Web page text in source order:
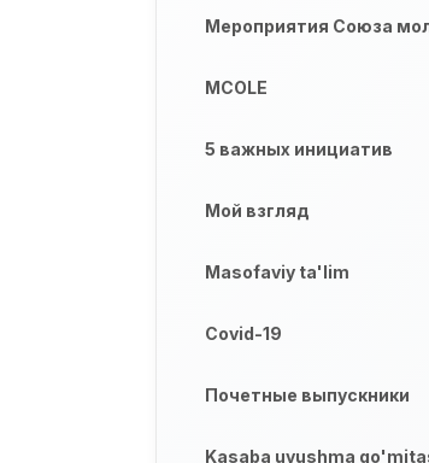
Мероприятия Союза
MCOLE
5 важных инициатив
Мой взгляд
Masofaviy ta'lim
Covid-19
Почетные выпускники
Kasaba uyushma